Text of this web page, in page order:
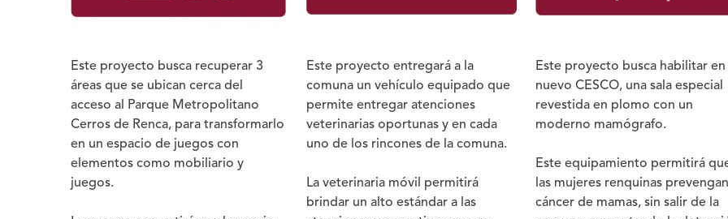
Este proyecto busca recuperar 3
áreas que se ubican cerca del
acceso al Parque Metropolitano
Cerros de Renca, para transformarlo
en un espacio de juegos con
elementos como mobiliario y
juegos.
Este proyecto entregará a la
comuna un vehículo equipado que
permite entregar atenciones
veterinarias oportunas y en cada
uno de los rincones de la comuna.
La veterinaria móvil permitirá
brindar un alto estándar a las
Este proyecto busca habilitar en
nuevo CESCO, una sala especial
revestida en plomo con un
moderno mamógrafo.
Este equipamiento permitirá
las mujeres renquinas
cáncer de mamas, sin salir de la